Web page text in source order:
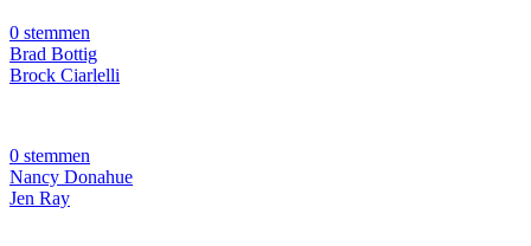
0 stemmen
Brad Bottig
Brock Ciarlelli
0 stemmen
Nancy Donahue
Jen Ray